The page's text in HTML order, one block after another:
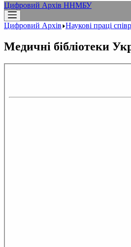
Цифровий Архів ННМБУ
Цифровий Архів Наукові праці
Медичні бібліотеки